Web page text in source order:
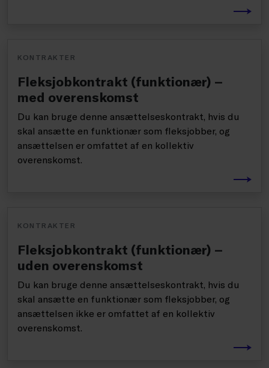
KONTRAKTER
Fleksjobkontrakt (funktionær) –
med overenskomst
Du kan bruge denne ansættelseskontrakt, hvis du
skal ansætte en funktionær som fleksjobber, og
ansættelsen er omfattet af en kollektiv
overenskomst.
KONTRAKTER
Fleksjobkontrakt (funktionær) –
uden overenskomst
Du kan bruge denne ansættelseskontrakt, hvis du
skal ansætte en funktionær som fleksjobber, og
ansættelsen ikke er omfattet af en kollektiv
overenskomst.